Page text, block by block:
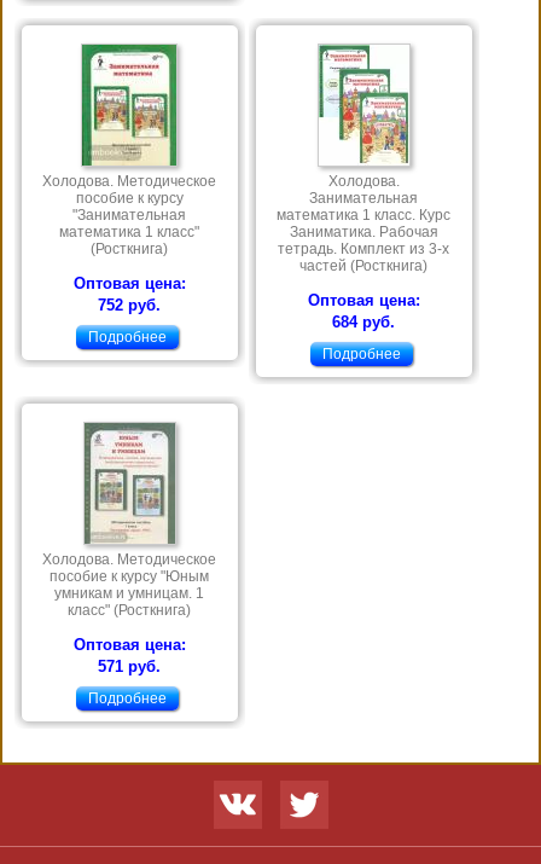
Холодова. Методическое
пособие к курсу
"Занимательная
математика 1 класс"
(Росткнига)
Оптовая цена:
752 руб.
Подробнее
Холодова.
Занимательная
математика 1 класс. Курс
Заниматика. Рабочая
тетрадь. Комплект из 3-х
частей (Росткнига)
Оптовая цена:
684 руб.
Подробнее
Холодова. Методическое
пособие к курсу "Юным
умникам и умницам. 1
класс" (Росткнига)
Оптовая цена:
571 руб.
Подробнее